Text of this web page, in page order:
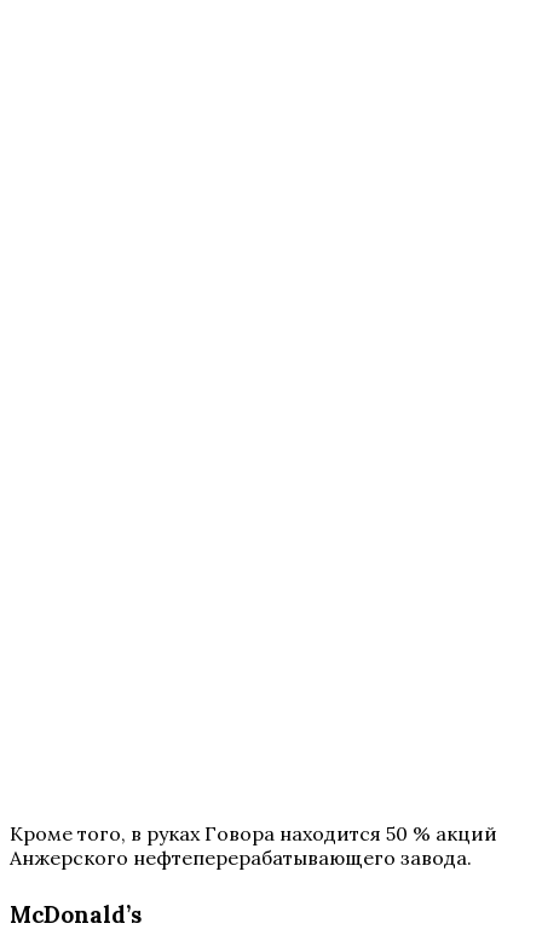
Кроме того, в руках Говора находится 50 % акций
Анжерского нефтеперерабатывающего завода.
McDonald’s